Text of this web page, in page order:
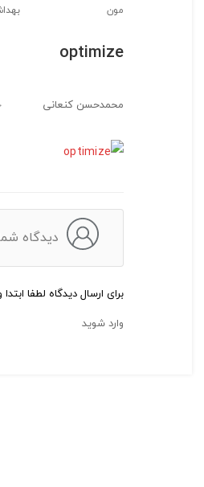
مون
optimize
محمدحسن کنعانی
دیدگاه
برای ارسال دیدگاه لطفا
وارد شوید